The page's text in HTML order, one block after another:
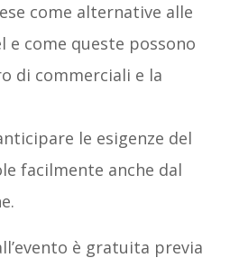
come alternative alle
e come queste possono
di commerciali e la
le esigenze del
facilmente anche dal
è gratuita previa